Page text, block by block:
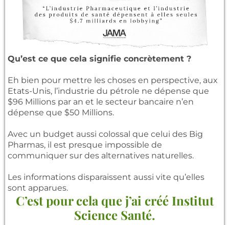
Qu’est ce que cela signifie concrètement ?
Eh bien pour mettre les choses en perspective, aux
Etats-Unis, l’industrie du pétrole ne dépense que
$96 Millions par an et le secteur bancaire n’en
dépense que $50 Millions.
Avec un budget aussi colossal que celui des Big
Pharmas, il est presque impossible de
communiquer sur des alternatives naturelles.
Les informations disparaissent aussi vite qu’elles
sont apparues.
C’est pour cela que j’ai créé Institut
Science Santé.